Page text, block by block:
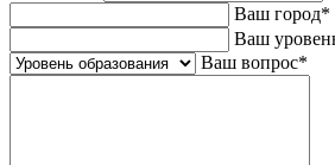
Ваш город*
Ваш
Ваш вопрос*